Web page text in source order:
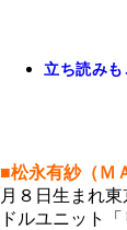
立ち読みも
■松永有紗（Ｍ
月８日生まれ
ドルユニット